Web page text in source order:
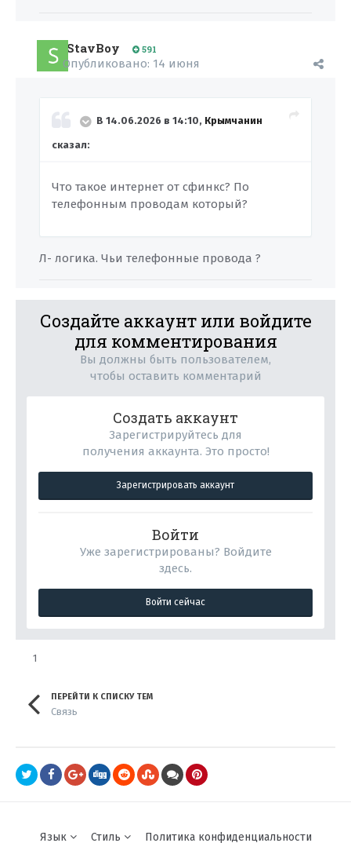
StavBoy 591
Опубликовано: 14 июня
В 14.06.2026 в 14:10, Крымчанин
сказал:
Что такое интернет от сфинкс? По
телефонным проводам который?
Л- логика. Чьи телефонные провода ?
Создайте аккаунт или войдите
для комментирования
Вы должны быть пользователем,
чтобы оставить комментарий
Создать аккаунт
Зарегистрируйтесь для
получения аккаунта. Это просто!
Зарегистрировать аккаунт
Войти
Уже зарегистрированы? Войдите
здесь.
Войти сейчас
1
ПЕРЕЙТИ К СПИСКУ ТЕМ
Cвязь
Язык Стиль Политика конфиденциальности